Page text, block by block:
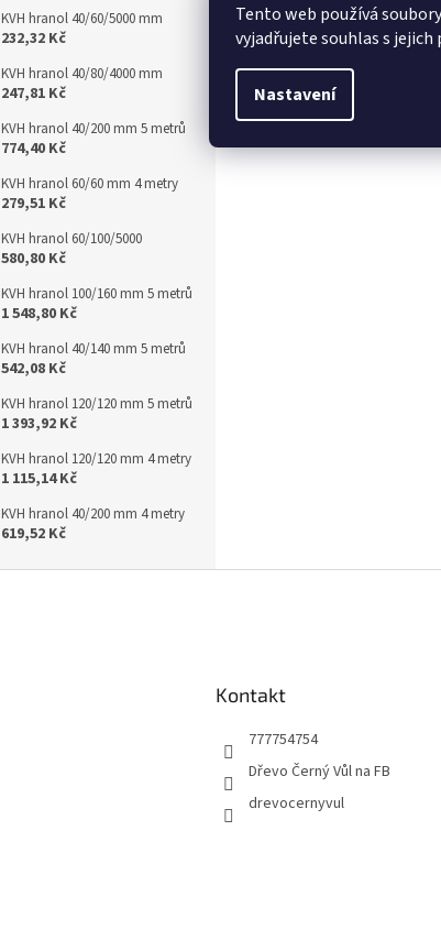
Tento web používá
vyjadřujete souhlas s
Nastavení
KVH hranol 40/60/5000 mm
232,32 Kč
KVH hranol 40/80/4000 mm
247,81 Kč
KVH hranol 40/200 mm 5 metrů
774,40 Kč
KVH hranol 60/60 mm 4 metry
279,51 Kč
KVH hranol 60/100/5000
580,80 Kč
KVH hranol 100/160 mm 5 metrů
1 548,80 Kč
KVH hranol 40/140 mm 5 metrů
542,08 Kč
KVH hranol 120/120 mm 5 metrů
1 393,92 Kč
KVH hranol 120/120 mm 4 metry
1 115,14 Kč
KVH hranol 40/200 mm 4 metry
619,52 Kč
Kontakt
777754754
Dřevo Černý Vůl na FB
drevocernyvul